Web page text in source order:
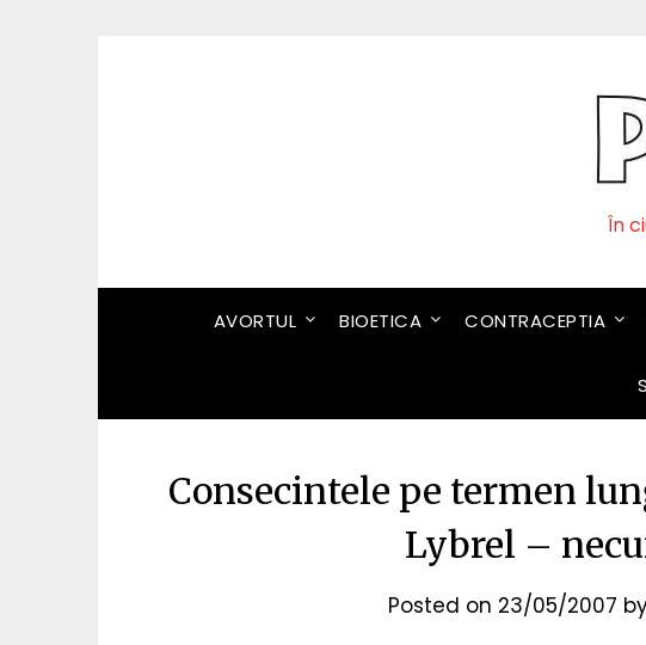
În
AVORTUL BIOETICA CONTRACEPTIA
Consecintele pe termen
Lybrel –
Posted on 23/05/2007